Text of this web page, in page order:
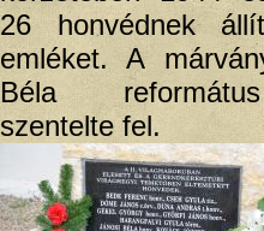
26 honvédnek
emléket. A
Béla
szentelte fel.